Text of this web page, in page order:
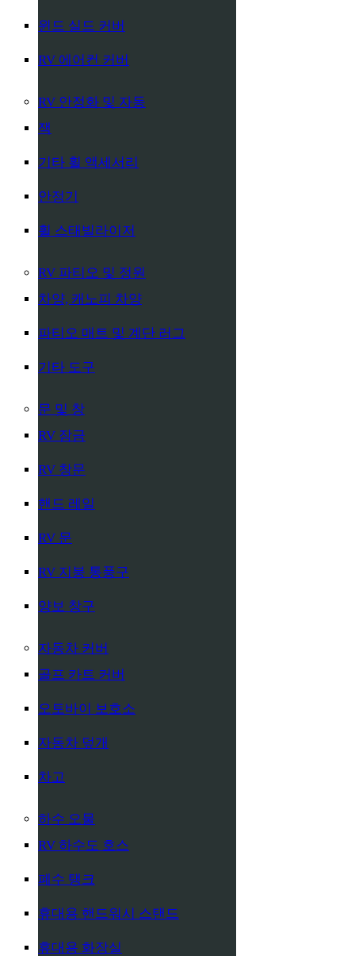
윈드 실드 커버
RV 에어컨 커버
RV 안정화 및 자동
잭
기타 휠 액세서리
안정기
휠 스태빌라이저
RV 파티오 및 정원
차양, 캐노피 차양
파티오 매트 및 계단 러그
기타 도구
문 및 창
RV 잠금
RV 창문
핸드 레일
RV 문
RV 지붕 통풍구
양보 창구
자동차 커버
골프 카트 커버
오토바이 보호소
자동차 덮개
차고
하수 오물
RV 하수도 호스
폐수 탱크
휴대용 핸드워시 스탠드
휴대용 화장실